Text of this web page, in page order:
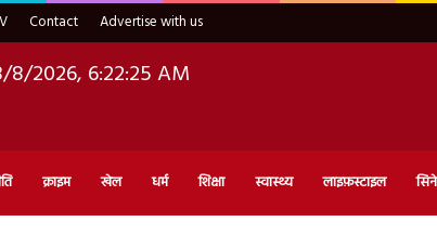
Contact Advertise with us
8/2026, 6:22:26 AM
क्राइम खेल धर्म शिक्षा स्वास्थ्य लाइफ़स्टाइल